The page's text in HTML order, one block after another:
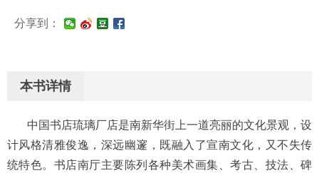
分享到：
本书详情
中国书店琉璃厂店是南新华街上一道亮丽的文化景观，设
计风格清雅俊逸，深远幽邃，既融入了宣南文化，又不失传
统特色。书店南厅主要陈列各种美术画集、考古、技法、碑